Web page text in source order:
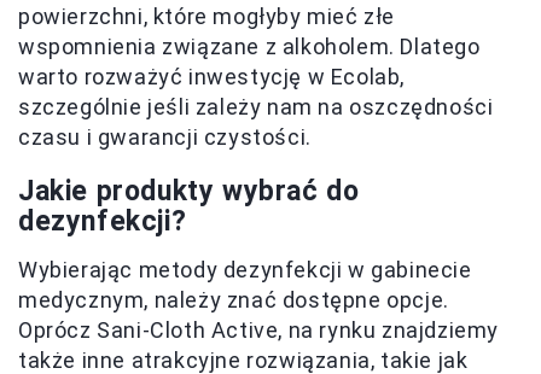
powierzchni, które mogłyby mieć złe
wspomnienia związane z alkoholem. Dlatego
warto rozważyć inwestycję w Ecolab,
szczególnie jeśli zależy nam na oszczędności
czasu i gwarancji czystości.
Jakie produkty wybrać do
dezynfekcji?
Wybierając metody dezynfekcji w gabinecie
medycznym, należy znać dostępne opcje.
Oprócz Sani-Cloth Active, na rynku znajdziemy
także inne atrakcyjne rozwiązania, takie jak